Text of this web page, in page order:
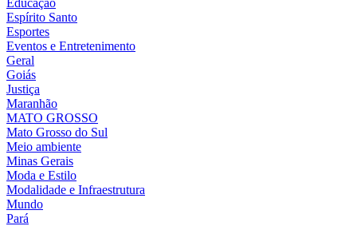
Espírito Santo
Esportes
Eventos e Entretenimento
Geral
Goiás
Justiça
Maranhão
MATO GROSSO
Mato Grosso do Sul
Meio ambiente
Minas Gerais
Moda e Estilo
Modalidade e Infraestrutura
Mundo
Pará